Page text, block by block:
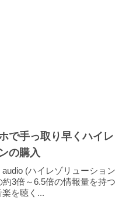
で手っ取り早くハイレ
の購入
(ハイレゾリューション
3倍～6.5倍の情報量を持つ
を聴く...